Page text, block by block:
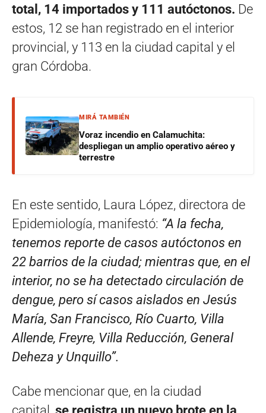
total, 14 importados y 111 autóctonos. De
estos, 12 se han registrado en el interior
provincial, y 113 en la ciudad capital y el
gran Córdoba.
MIRÁ TAMBIÉN
Voraz incendio en Calamuchita:
despliegan un amplio operativo aéreo y
terrestre
En este sentido, Laura López, directora de
Epidemiología, manifestó: “A la fecha,
tenemos reporte de casos autóctonos en
22 barrios de la ciudad; mientras que, en el
interior, no se ha detectado circulación de
dengue, pero sí casos aislados en Jesús
María, San Francisco, Río Cuarto, Villa
Allende, Freyre, Villa Reducción, General
Deheza y Unquillo”.
Cabe mencionar que, en la ciudad